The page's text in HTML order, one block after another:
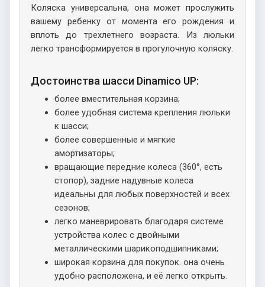
Коляска универсальна, она может прослужить
вашему ребенку от момента его рождения и
вплоть до трехлетнего возраста. Из люльки
легко трансформируется в прогулочную коляску.
Достоинства шасси Dinamico UP:
более вместительная корзина;
более удобная система крепления люльки
к шасси;
более совершенные и мягкие
амортизаторы;
вращающие передние колеса (360°, есть
стопор), задние надувные колеса
идеальны для любых поверхностей и всех
сезонов;
легко маневрировать благодаря системе
устройства колес с двойными
металлическими шарикоподшипниками;
широкая корзина для покупок. она очень
удобно расположена, и её легко открыть.